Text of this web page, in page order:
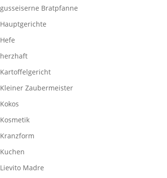
gusseiserne Bratpfanne
Hauptgerichte
Hefe
herzhaft
Kartoffelgericht
Kleiner Zaubermeister
Kokos
Kosmetik
Kranzform
Kuchen
Lievito Madre